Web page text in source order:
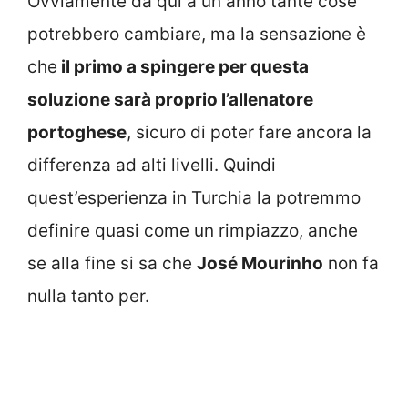
potrebbero cambiare, ma la sensazione è
che il primo a spingere per questa
soluzione sarà proprio l’allenatore
portoghese, sicuro di poter fare ancora la
differenza ad alti livelli. Quindi
quest’esperienza in Turchia la potremmo
definire quasi come un rimpiazzo, anche
se alla fine si sa che José Mourinho non fa
nulla tanto per.